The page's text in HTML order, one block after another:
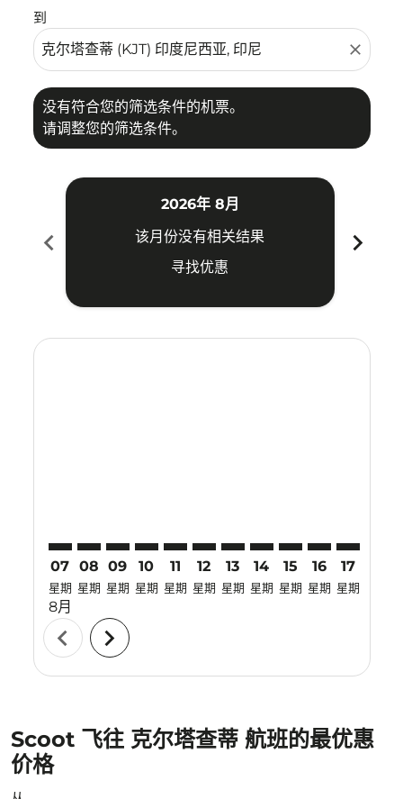
到
close
没有符合您的筛选条件的机票。
请调整您的筛选条件。
chevron_left
2026年 8月
该月份没有相关结果
寻找优惠
chevron_right
07
星期
8月
08
星期
09
星期
10
星期
11
星期
12
星期
13
星期
14
星期
15
星期
16
星期
17
星期
chevron_left chevron_right
Scoot 飞往 克尔塔查蒂 航班的最优惠
价格